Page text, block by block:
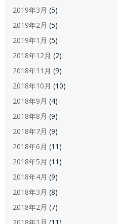
2019年3月 (5)
2019年2月 (5)
2019年1月 (5)
2018年12月 (2)
2018年11月 (9)
2018年10月 (10)
2018年9月 (4)
2018年8月 (9)
2018年7月 (9)
2018年6月 (11)
2018年5月 (11)
2018年4月 (9)
2018年3月 (8)
2018年2月 (7)